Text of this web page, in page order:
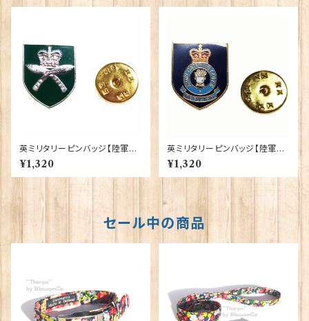
英ミリタリーピンバッジ【陸軍=R
oyal Gurkha Rifles Regime
¥1,320
英ミリタリーピンバッジ【陸軍=A
rmy Catering Corps】Tradit
ion 90043-M080
¥1,320
セール中の商品